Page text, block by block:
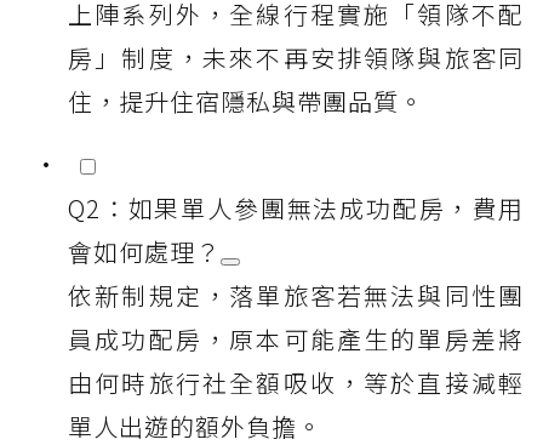
上陣系列外，全線行程實施「領隊不配
房」制度，未來不再安排領隊與旅客同
住，提升住宿隱私與帶團品質。
Q2：如果單人參團無法成功配房，費用
會如何處理？
依新制規定，落單旅客若無法與同性團
員成功配房，原本可能產生的單房差將
由何時旅行社全額吸收，等於直接減輕
單人出遊的額外負擔。